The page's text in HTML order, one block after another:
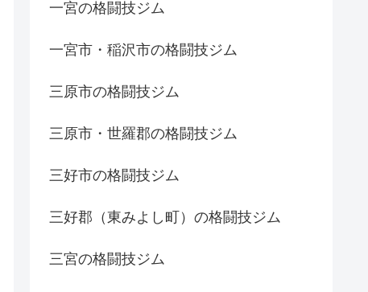
一宮の格闘技ジム
一宮市・稲沢市の格闘技ジム
三原市の格闘技ジム
三原市・世羅郡の格闘技ジム
三好市の格闘技ジム
三好郡（東みよし町）の格闘技ジム
三宮の格闘技ジム